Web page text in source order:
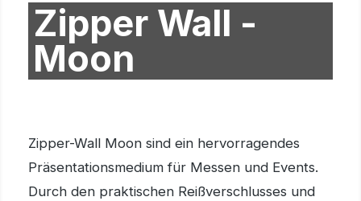
Zipper Wall -
Moon
Zipper-Wall Moon sind ein hervorragendes
Präsentationsmedium für Messen und Events.
Durch den praktischen Reißverschlusses und